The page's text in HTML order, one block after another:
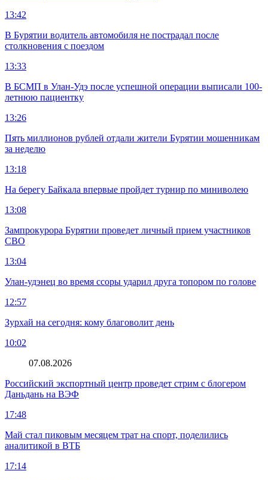
13:42
В Бурятии водитель автомобиля не пострадал после
столкновения с поездом
13:33
В БСМП в Улан-Удэ после успешной операции выписали 100-
летнюю пациентку
13:26
Пять миллионов рублей отдали жители Бурятии мошенникам
за неделю
13:18
На берегу Байкала впервые пройдет турнир по миниволею
13:08
Зампрокурора Бурятии проведет личный прием участников
СВО
13:04
Улан-удэнец во время ссоры ударил друга топором по голове
12:57
Зурхай на сегодня: кому благоволит день
10:02
07.08.2026
Российский экспортный центр проведет стрим с блогером
Даньдань на ВЭФ
17:48
Май стал пиковым месяцем трат на спорт, поделились
аналитикой в ВТБ
17:14